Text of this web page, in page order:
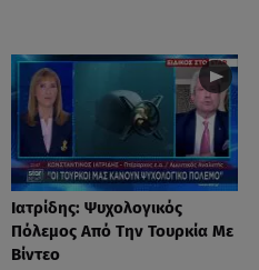
Ιατρίδης: Ψυχολογικός
Πόλεμος Από Την Τουρκία Με
Βίντεο